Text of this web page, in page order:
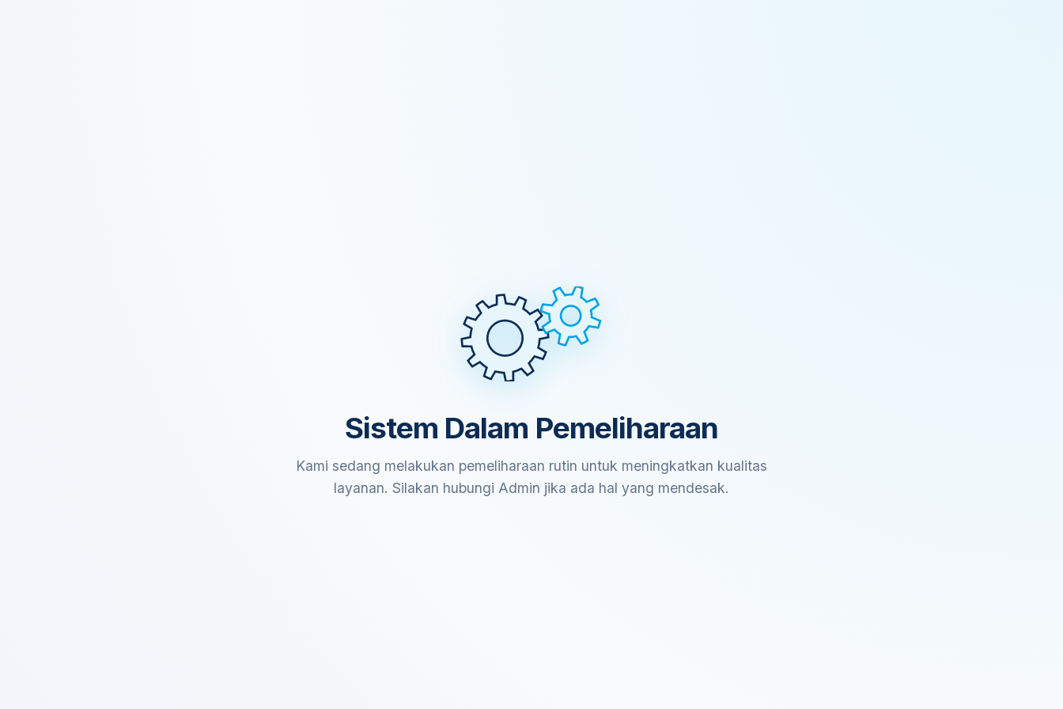
Sistem Dalam Pemeliharaan
Kami sedang melakukan pemeliharaan rutin untuk meningkatkan kualitas
layanan. Silakan hubungi Admin jika ada hal yang mendesak.